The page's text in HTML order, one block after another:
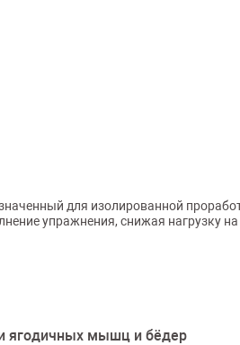
для изолированной
упражнения, снижая нагрузку на
ягодичных мышц и бёдер